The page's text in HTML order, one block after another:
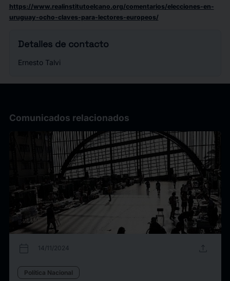
https://www.realinstitutoelcano.org/comentarios/elecciones-en-
uruguay-ocho-claves-para-lectores-europeos/
Detalles de contacto
Ernesto Talvi
Comunicados relacionados
calendar_today 14/11/2024 upload
Política Nacional